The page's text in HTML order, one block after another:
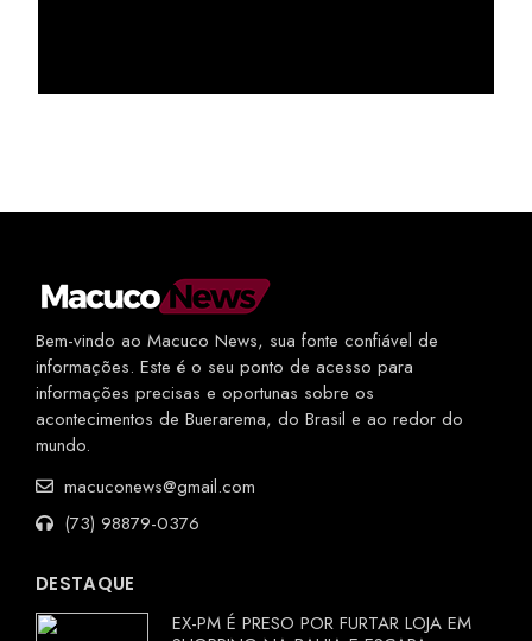
Bem-vindo ao Macuco News, sua fonte confiável de
informações. Este é o seu ponto de acesso para
informações precisas e oportunas sobre os
acontecimentos de Buerarema, do Brasil e ao redor do
mundo.
macuconews@gmail.com
(73) 98879-0376
DESTAQUE
EX-PM É PRESO POR FURTAR LOJA EM